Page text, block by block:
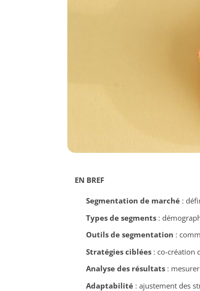
EN BREF
Segmentation de marché:
Types de segments:
Outils de segmentation :
Stratégies ciblées: co-création
Analyse des résultats: mesurer
Adaptabilité: ajustement des